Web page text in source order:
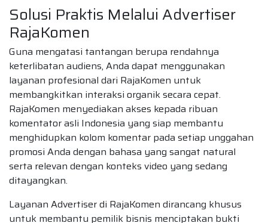
Solusi Praktis Melalui Advertiser
RajaKomen
Guna mengatasi tantangan berupa rendahnya
keterlibatan audiens, Anda dapat menggunakan
layanan profesional dari RajaKomen untuk
membangkitkan interaksi organik secara cepat.
RajaKomen menyediakan akses kepada ribuan
komentator asli Indonesia yang siap membantu
menghidupkan kolom komentar pada setiap unggahan
promosi Anda dengan bahasa yang sangat natural
serta relevan dengan konteks video yang sedang
ditayangkan.
Layanan Advertiser di RajaKomen dirancang khusus
untuk membantu pemilik bisnis menciptakan bukti